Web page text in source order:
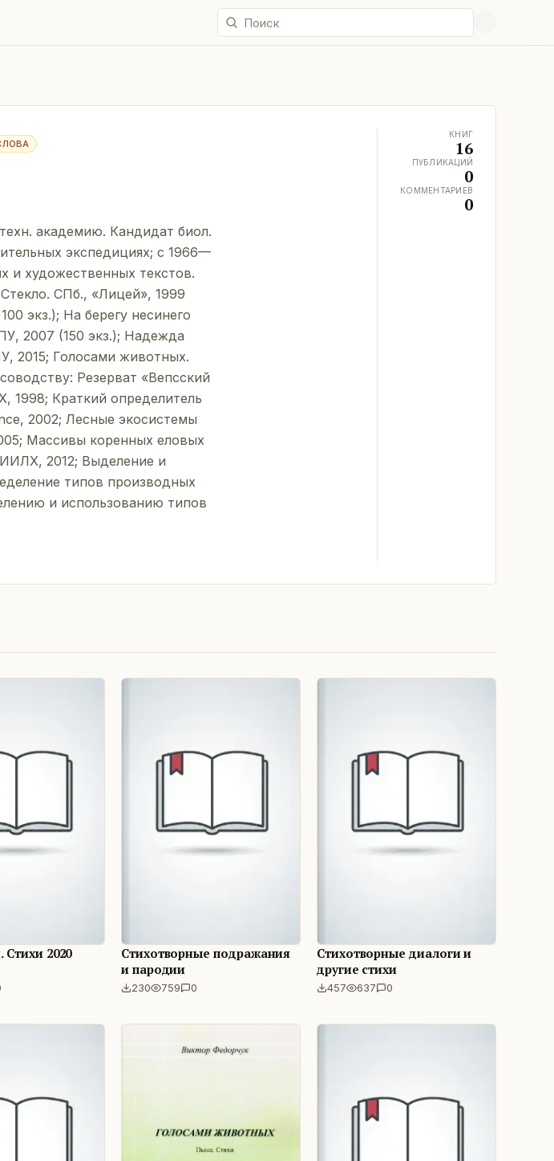
академию. Кандидат биол.
экспедициях; с 1966—
и художественных текстов.
СПб., «Лицей», 1999
экз.); На берегу несинего
2007 (150 экз.); Надежда
2015; Голосами животных.
Резерват «Вепсский
1998; Краткий определитель
2002; Лесные экосистемы
Массивы коренных еловых
2012; Выделение и
типов производных
и использованию типов
КНИГ
16
ПУБЛИКАЦИЙ
0
КОММЕНТАРИЕВ
0
2020
Стихотворные подражания
и пародии
230 759 0
Стихотворные диалоги и
другие стихи
457 637 0